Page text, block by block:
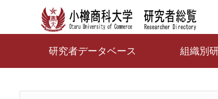
研究者データベース 組織別